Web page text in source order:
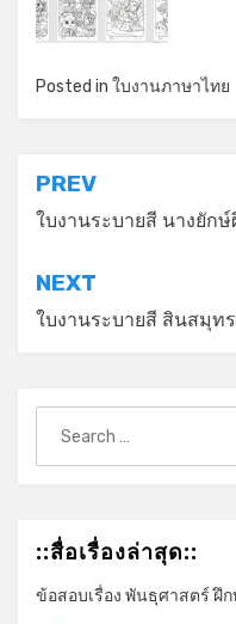
Posted in ใบงานภาษาไทย
แนะแนว
เรื่อง
PREV
ใบงานระบายสี นางยัก
NEXT
ใบงานระบายสี สินสมุท
for:
::สื่อเรื่องล่าสุด::
ข้อสอบเรื่อง พันธุศาสตร์ ฝึ